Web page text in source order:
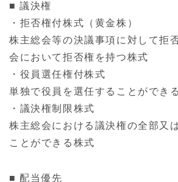
■ 議決権
・拒否権付株式（黄金株）
株主総会等の決議事項に対して拒
会において拒否権を持つ株式
・役員選任権付株式
単独で役員を選任することができ
・議決権制限株式
株主総会における議決権の全部又
ことができる株式
■ 配当優先